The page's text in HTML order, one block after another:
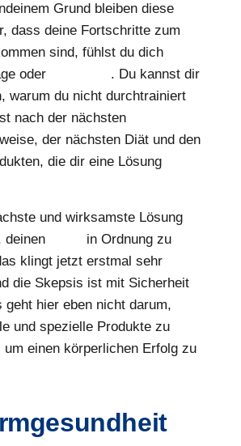
Grund bleiben diese
dass deine Fortschritte zum
sind, fühlst du dich
oder
. Du kannst dir
warum du nicht durchtrainiert
nach der nächsten
der nächsten Diät und den
die dir eine Lösung
und wirksamste Lösung
deinen
in Ordnung zu
klingt jetzt erstmal sehr
die Skepsis ist mit Sicherheit
geht hier eben nicht darum,
und spezielle Produkte zu
um einen körperlichen Erfolg zu